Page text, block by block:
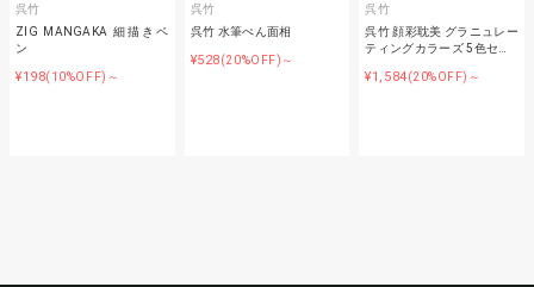
呉竹
ZIG MANGAKA 細描きペ
ン
¥198(10%OFF)～
呉竹
呉竹 水筆ぺん面相
¥528(20%OFF)～
呉竹
呉竹 顔彩耽美 グラニュレー
ティングカラーズ 5色セ…
¥1,584(20%OFF)～